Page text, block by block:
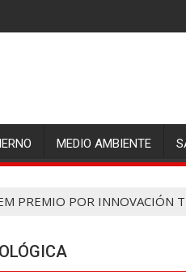
MEDIO AMBIENTE
PREMIO POR INNOVACIÓN